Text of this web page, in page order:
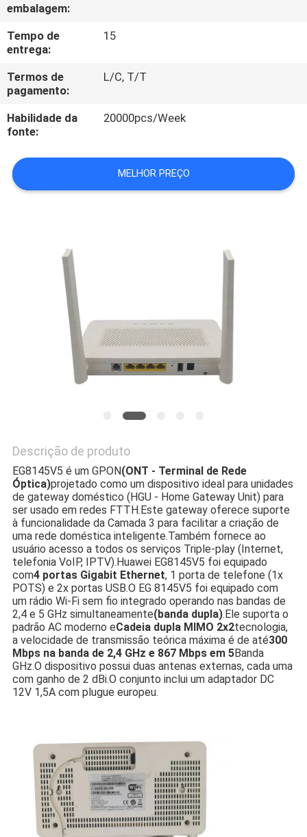
CONTACTE-
NOS
PEÇA
UMAS
MAPA
PRIVACY
embalagem:
Tempo de
entrega:
15
Termos de
pagamento:
L/C, T/T
Habilidade da
fonte:
20000pcs/Week
MELHOR PREÇO
Descrição de produto
EG8145V5 é um GPON(ONT - Terminal de Rede
Óptica)projetado como um dispositivo ideal para unidades
de gateway doméstico (HGU - Home Gateway Unit) para
ser usado em redes FTTH.Este gateway oferece suporte
à funcionalidade da Camada 3 para facilitar a criação de
uma rede doméstica inteligente.Também fornece ao
usuário acesso a todos os serviços Triple-play (Internet,
telefonia VoIP, IPTV).Huawei EG8145V5 foi equipado
com4 portas Gigabit Ethernet, 1 porta de telefone (1x
POTS) e 2x portas USB.O EG 8145V5 foi equipado com
um rádio Wi-Fi sem fio integrado operando nas bandas de
2,4 e 5 GHz simultaneamente(banda dupla).Ele suporta o
padrão AC moderno eCadeia dupla MIMO 2x2tecnologia,
a velocidade de transmissão teórica máxima é de até300
Mbps na banda de 2,4 GHz e 867 Mbps em 5Banda
GHz.O dispositivo possui duas antenas externas, cada uma
com ganho de 2 dBi.O conjunto inclui um adaptador DC
12V 1,5A com plugue europeu.